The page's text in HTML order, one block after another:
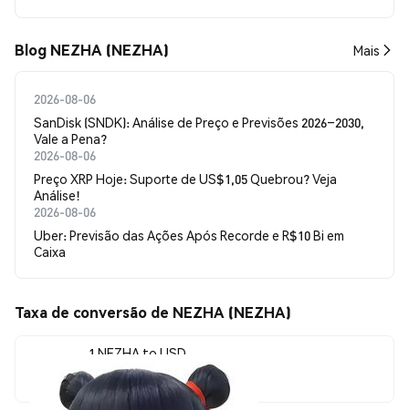
Blog NEZHA (NEZHA) Mais
2026-08-06
SanDisk (SNDK): Análise de Preço e Previsões 2026–2030,
Vale a Pena?
2026-08-06
Preço XRP Hoje: Suporte de US$1,05 Quebrou? Veja
Análise!
2026-08-06
Uber: Previsão das Ações Após Recorde e R$10 Bi em
Caixa
Taxa de conversão de NEZHA (NEZHA)
1 NEZHA to USD
$0.00002161